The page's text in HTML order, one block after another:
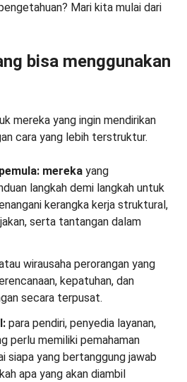
Mari kita mulai dari
bisa menggunakan
mereka yang ingin mendirikan
cara yang lebih terstruktur.
mereka yang
langkah demi langkah untuk
kerangka kerja struktural,
serta tantangan dalam
wirausaha perorangan yang
kepatuhan, dan
secara terpusat.
para pendiri, penyedia layanan,
perlu memiliki pemahaman
siapa yang bertanggung jawab
apa yang akan diambil